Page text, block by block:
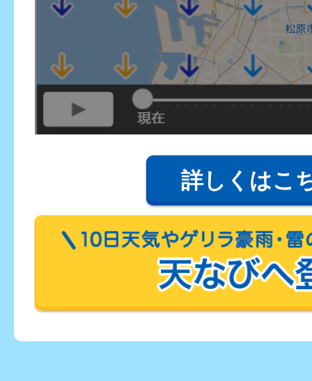
詳しくはこ